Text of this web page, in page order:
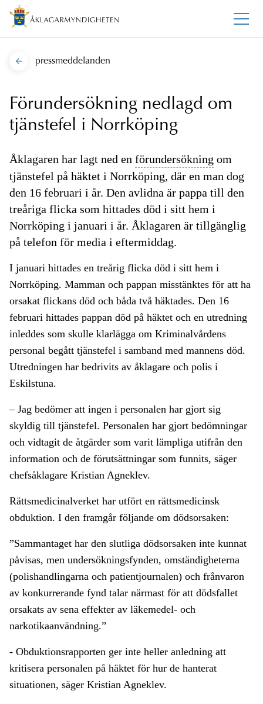
pressmeddelanden
Förundersökning nedlagd om
tjänstefel i Norrköping
Åklagaren har lagt ned en förundersökning om
tjänstefel på häktet i Norrköping, där en man dog
den 16 februari i år. Den avlidna är pappa till den
treåriga flicka som hittades död i sitt hem i
Norrköping i januari i år. Åklagaren är tillgänglig
på telefon för media i eftermiddag.
I januari hittades en treårig flicka död i sitt hem i
Norrköping. Mamman och pappan misstänktes för att ha
orsakat flickans död och båda två häktades. Den 16
februari hittades pappan död på häktet och en utredning
inleddes som skulle klarlägga om Kriminalvårdens
personal begått tjänstefel i samband med mannens död.
Utredningen har bedrivits av åklagare och polis i
Eskilstuna.
– Jag bedömer att ingen i personalen har gjort sig
skyldig till tjänstefel. Personalen har gjort bedömningar
och vidtagit de åtgärder som varit lämpliga utifrån den
information och de förutsättningar som funnits, säger
chefsåklagare Kristian Agneklev.
Rättsmedicinalverket har utfört en rättsmedicinsk
obduktion. I den framgår följande om dödsorsaken:
”Sammantaget har den slutliga dödsorsaken inte kunnat
påvisas, men undersökningsfynden, omständigheterna
(polishandlingarna och patientjournalen) och frånvaron
av konkurrerande fynd talar närmast för att dödsfallet
orsakats av sena effekter av läkemedel- och
narkotikaanvändning.”
- Obduktionsrapporten ger inte heller anledning att
kritisera personalen på häktet för hur de hanterat
situationen, säger Kristian Agneklev.